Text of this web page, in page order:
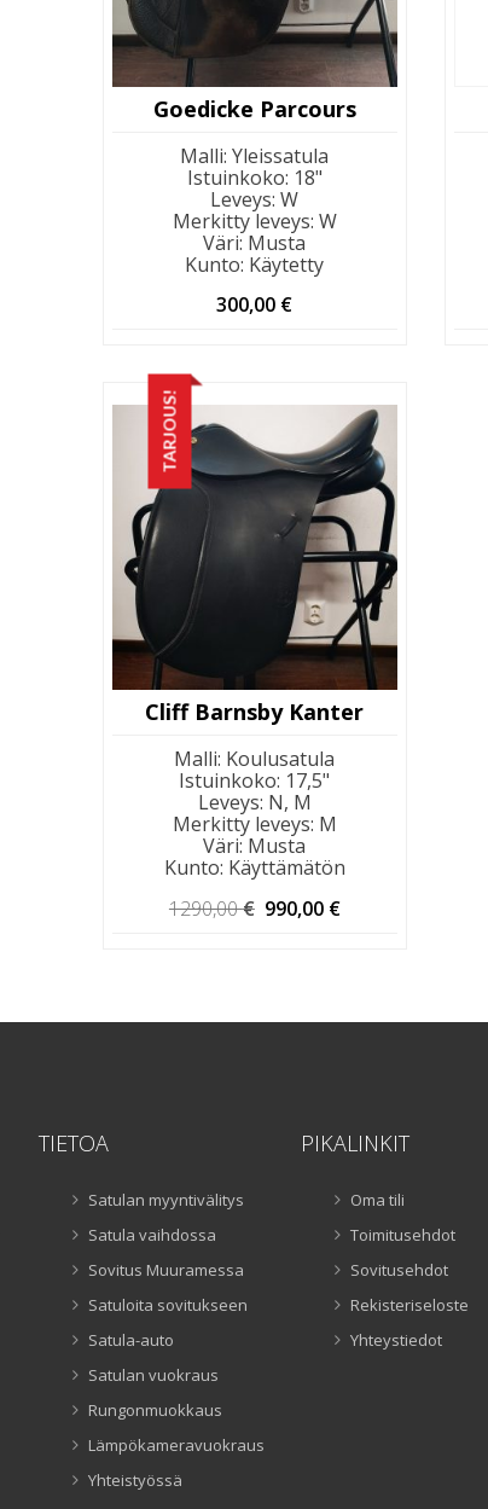
Goedicke Parcours
Malli:Yleissatula
Istuinkoko: 18"
Leveys:W
Merkitty leveys: W
Väri: Musta
Kunto: Käytetty
300,00 €
TARJOUS!
Cliff Barnsby Kanter
Malli: Koulusatula
Istuinkoko: 17,5"
Leveys: N, M
Merkitty leveys: M
Väri: Musta
Kunto: Käyttämätön
1290,00€ Alkuperäinen
990,00 €
TIETOA
Satulan myyntivälitys
Satula vaihdossa
Sovitus Muuramessa
Satuloita sovitukseen
Satula-auto
Satulan vuokraus
Rungonmuokkaus
Lämpökameravuokraus
Yhteistyössä
PIKALINKIT
Oma tili
Toimitusehdot
Sovitusehdot
Rekisteriseloste
Yhteystiedot